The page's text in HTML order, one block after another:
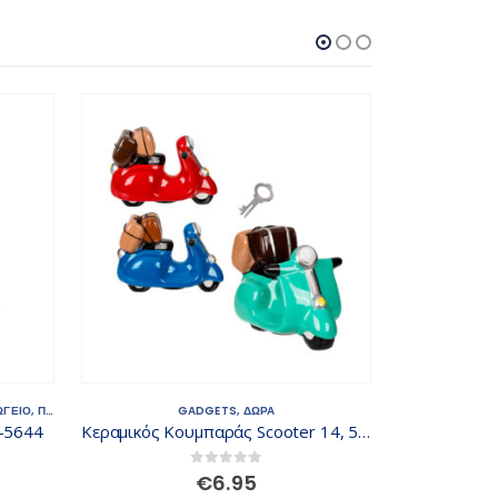
, ΠΛΑΤΗΣ ΤΣΑΝΤΕΣ - ΣΑΚΙΔΙΑ
5644
GADGETS, ΔΩΡΑ
Κεραμικός Κουμπαράς Scooter 14, 5 x 10, 5 cm
out of 5
€6.95